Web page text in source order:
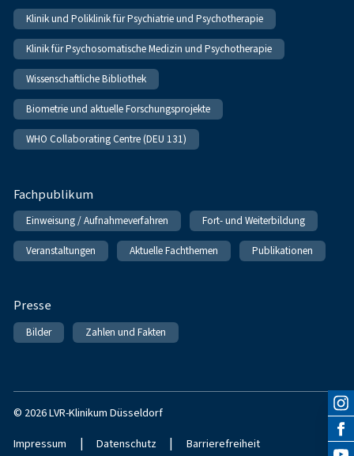
Klinik und Poliklinik für Psychiatrie und Psychotherapie
Klinik für Psychosomatische Medizin und Psychotherapie
Wissenschaftliche Bibliothek
Biometrie und aktuelle Forschungsprojekte
WHO Collaborating Centre (DEU 131)
Fachpublikum
Einweisung / Aufnahmeverfahren Fort- und Weiterbildung
Veranstaltungen Aktuelle Fachthemen Publikationen
Presse
Bilder Zahlen und Fakten
© 2026 LVR-Klinikum Düsseldorf
Impressum | Datenschutz | Barrierefreiheit